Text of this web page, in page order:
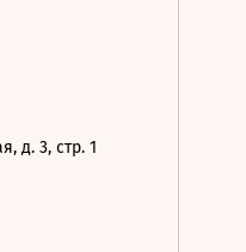
д. 3, стр. 1